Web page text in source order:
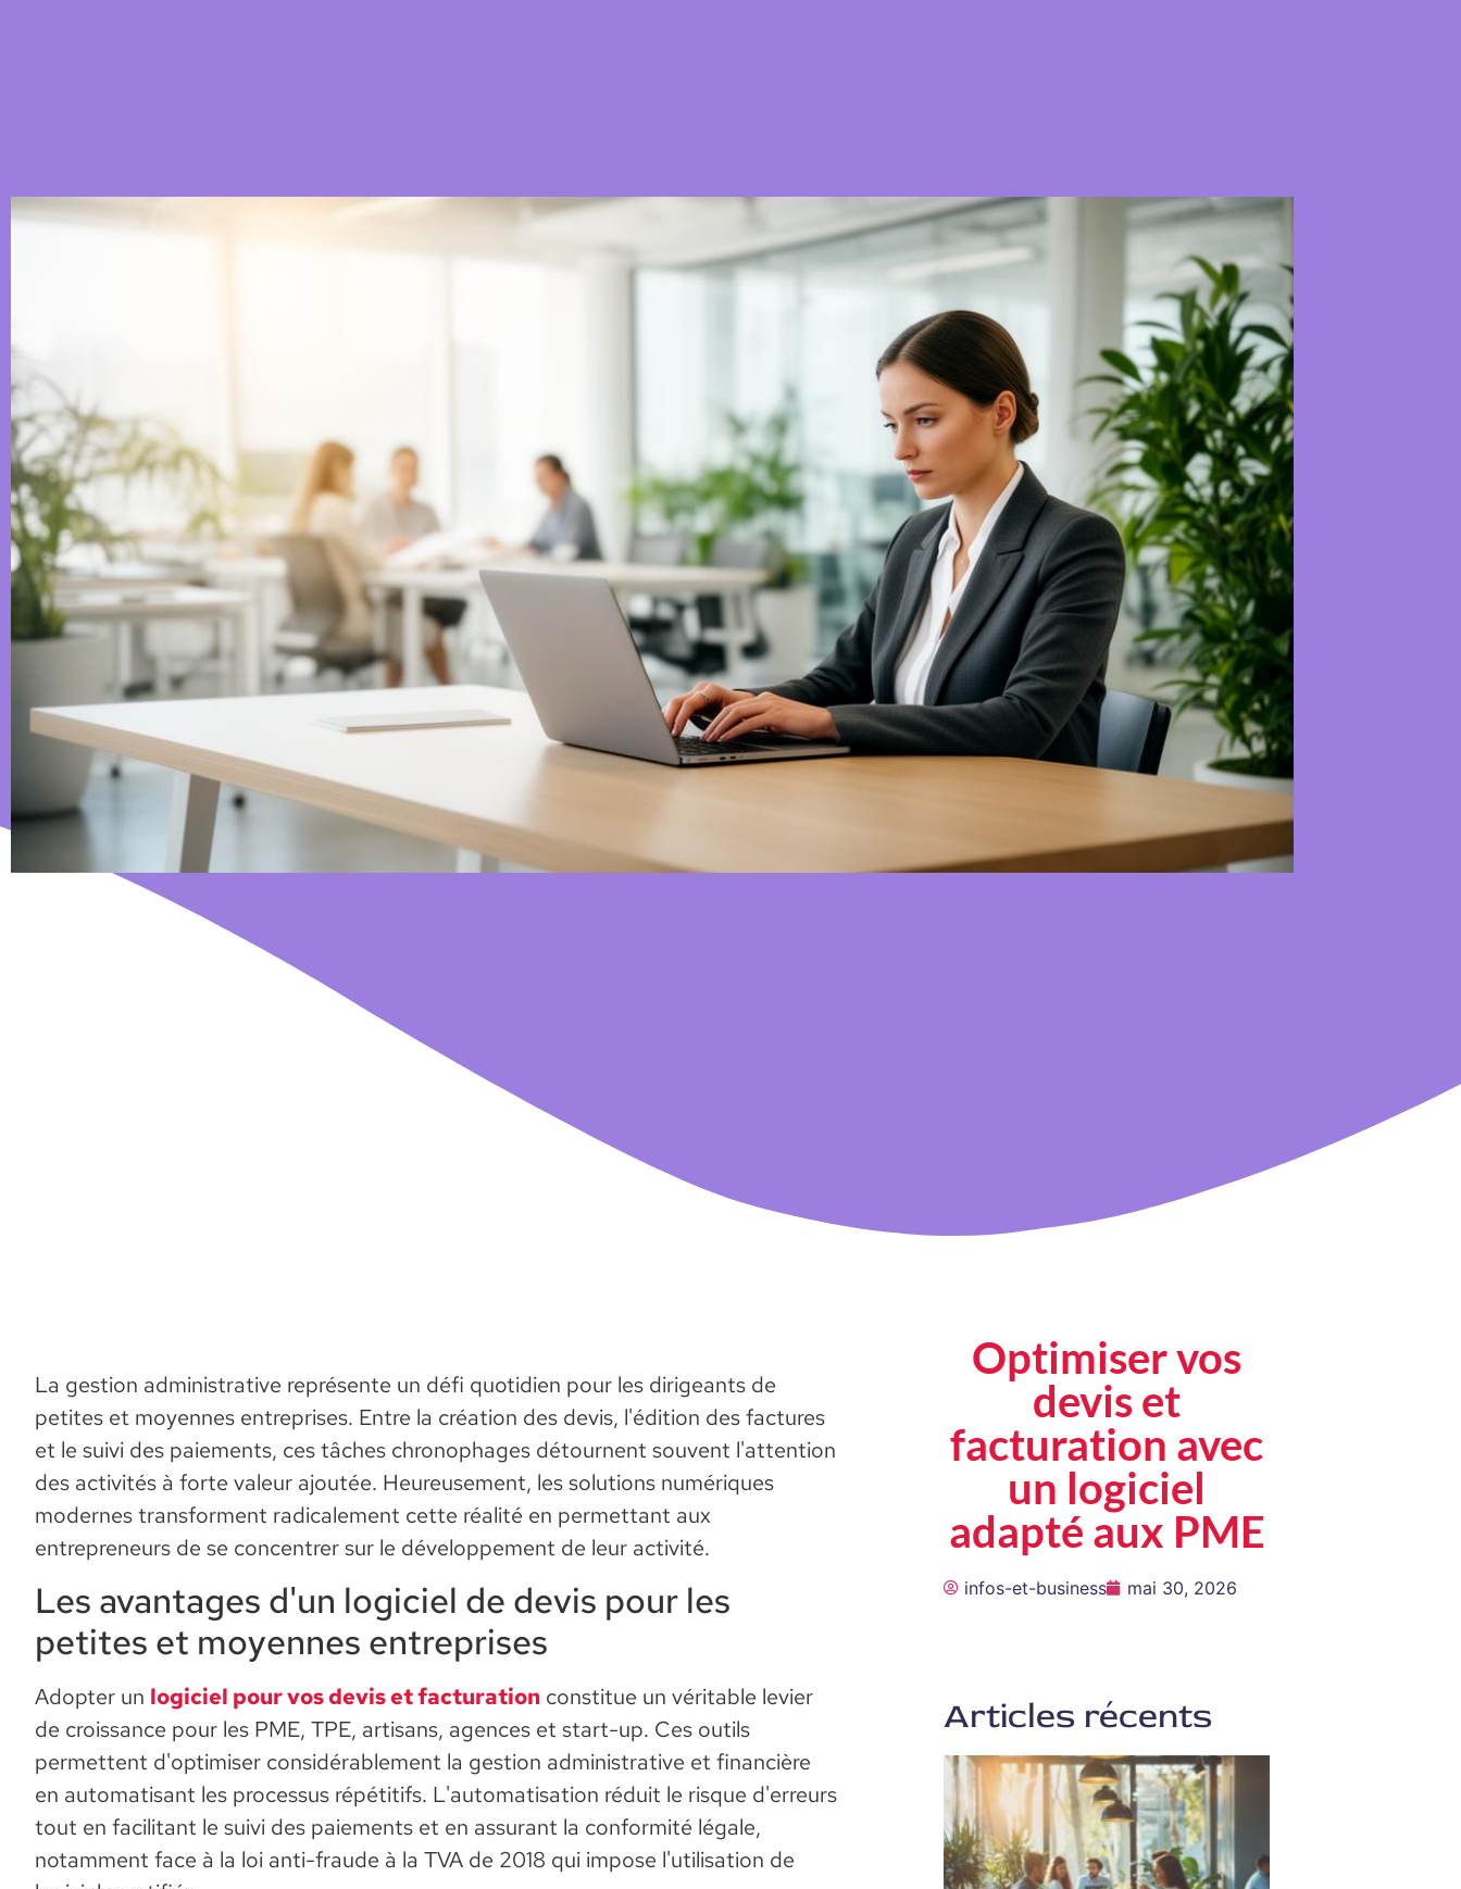
La gestion administrative représente un défi quotidien pour les dirigeants de
petites et moyennes entreprises. Entre la création des devis, l'édition des factures
et le suivi des paiements, ces tâches chronophages détournent souvent l'attention
des activités à forte valeur ajoutée. Heureusement, les solutions numériques
modernes transforment radicalement cette réalité en permettant aux
entrepreneurs de se concentrer sur le développement de leur activité.
Les avantages d'un logiciel de devis pour les
petites et moyennes entreprises
Adopter un logiciel pour vos devis et facturation constitue un véritable levier
de croissance pour les PME, TPE, artisans, agences et start-up. Ces outils
permettent d'optimiser considérablement la gestion administrative et financière
en automatisant les processus répétitifs. L'automatisation réduit le risque d'erreurs
tout en facilitant le suivi des paiements et en assurant la conformité légale,
notamment face à la loi anti-fraude à la TVA de 2018 qui impose l'utilisation de
Optimiser vos
devis et
facturation avec
un logiciel
adapté aux PME
infos-et-business mai 30, 2026
Articles récents